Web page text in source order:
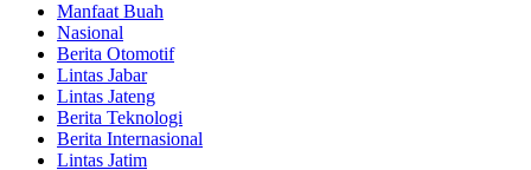
Manfaat Buah
Nasional
Berita Otomotif
Lintas Jabar
Lintas Jateng
Berita Teknologi
Berita Internasional
Lintas Jatim